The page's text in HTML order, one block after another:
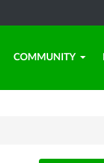
COMMUNITY